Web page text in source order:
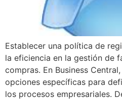
Establecer una política de
la eficiencia en la gestión de
compras. En Business
opciones específicas para
los procesos empresariales.